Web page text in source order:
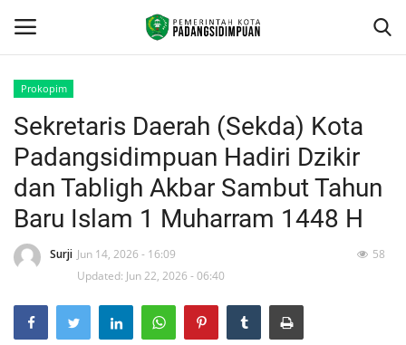
Beranda
KONTAK
Contact
arcgis
PROFILE
Prokopim
Sekretaris Daerah (Sekda) Kota
Padangsidimpuan Hadiri Dzikir
dan Tabligh Akbar Sambut Tahun
Baru Islam 1 Muharram 1448 H
Surji Jun 14, 2026 - 16:09
Updated: Jun 22, 2026 - 06:40
58